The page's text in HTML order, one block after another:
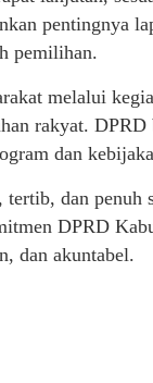
pentingnya
pemilihan.
melalui
rakyat.
dan
tertib, dan
DPRD
dan akuntabel.